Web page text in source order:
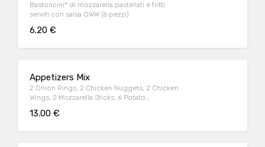
Bastoncini* di mozzarella pastellati e fritti
serviti con salsa OWW (6 pezzi)
6.20 €
Appetizers Mix
2 Onion Rings, 2 Chicken Nuggets, 2 Chicken
Wings, 2 Mozzarella Sticks, 6 Potato
13.00 €